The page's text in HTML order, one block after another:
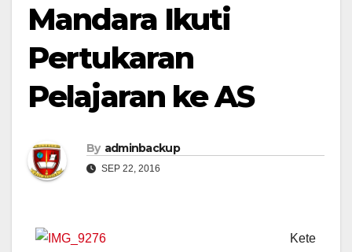
Mandara Ikuti
Pertukaran
Pelajaran ke AS
By adminbackup
SEP 22, 2016
Kete